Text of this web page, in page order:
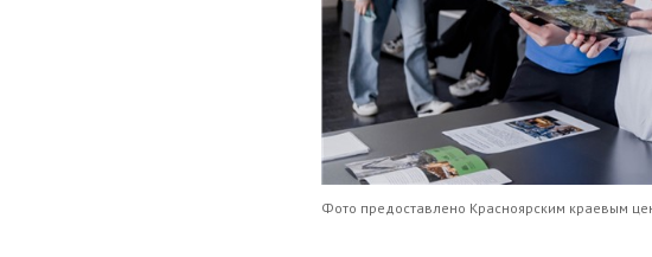
Фото предоставлено Красноярским краевым